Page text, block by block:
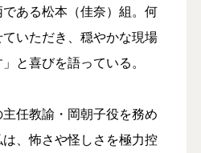
ある松本（佳奈）組。何
いただき、穏やかな現場
と喜びを語っている。
任教諭・岡朝子役を務め
、怖さや怪しさを極力控